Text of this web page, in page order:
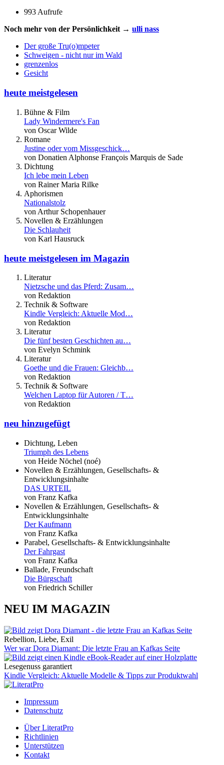
993 Aufrufe
Noch mehr von der Persönlichkeit → ulli nass
Der große Tru(o)mpeter
Schweigen - nicht nur im Wald
grenzenlos
Gesicht
heute meistgelesen
Bühne & Film
Lady Windermere's Fan
von Oscar Wilde
Romane
Justine oder vom Missgeschick…
von Donatien Alphonse François Marquis de Sade
Dichtung
Ich lebe mein Leben
von Rainer Maria Rilke
Aphorismen
Nationalstolz
von Arthur Schopenhauer
Novellen & Erzählungen
Die Schlauheit
von Karl Hausruck
heute meistgelesen im Magazin
Literatur
Nietzsche und das Pferd: Zusam…
von Redaktion
Technik & Software
Kindle Vergleich: Aktuelle Mod…
von Redaktion
Literatur
Die fünf besten Geschichten au…
von Evelyn Schmink
Literatur
Goethe und die Frauen: Gleichb…
von Redaktion
Technik & Software
Welchen Laptop für Autoren / T…
von Redaktion
neu hinzugefügt
Dichtung, Leben
Triumph des Lebens
von Heide Nöchel (noé)
Novellen & Erzählungen, Gesellschafts- &
Entwicklungsinhalte
DAS URTEIL
von Franz Kafka
Novellen & Erzählungen, Gesellschafts- &
Entwicklungsinhalte
Der Kaufmann
von Franz Kafka
Parabel, Gesellschafts- & Entwicklungsinhalte
Der Fahrgast
von Franz Kafka
Ballade, Freundschaft
Die Bürgschaft
von Friedrich Schiller
NEU IM MAGAZIN
Rebellion, Liebe, Exil
Wer war Dora Diamant: Die letzte Frau an Kafkas Seite
Lesegenuss garantiert
Kindle Vergleich: Aktuelle Modelle & Tipps zur Produktwahl
Impressum
Datenschutz
Über LiteratPro
Richtlinien
Unterstützen
Kontakt